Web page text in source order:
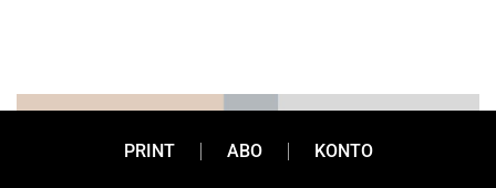
PRINT ABO KONTO